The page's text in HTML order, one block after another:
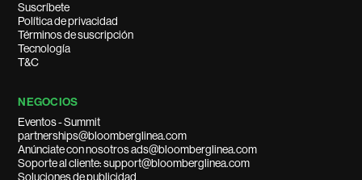
Suscríbete
Política de privacidad
Términos de suscripción
Tecnología
T&C
NEGOCIOS
Eventos - Summit
partnerships@bloomberglinea.com
Anúnciate con nosotros ads@bloomberglinea.com
Soporte al cliente: support@bloomberglinea.com
Soluciones de publicidad